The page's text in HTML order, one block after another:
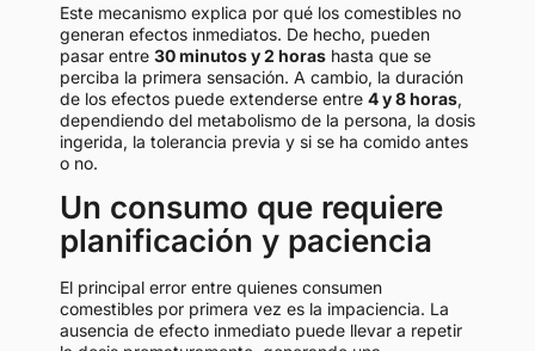
Este mecanismo explica por qué los comestibles no
generan efectos inmediatos. De hecho, pueden
pasar entre 30 minutos y 2 horas hasta que se
perciba la primera sensación. A cambio, la duración
de los efectos puede extenderse entre 4 y 8 horas,
dependiendo del metabolismo de la persona, la dosis
ingerida, la tolerancia previa y si se ha comido antes
o no.
Un consumo que requiere
planificación y paciencia
El principal error entre quienes consumen
comestibles por primera vez es la impaciencia. La
ausencia de efecto inmediato puede llevar a repetir